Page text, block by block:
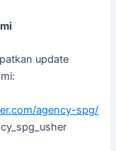
update
agency-spg/